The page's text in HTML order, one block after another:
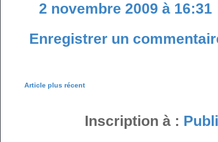
2 novembre 2009 à 16:31
Enregistrer un
Article plus récent
Inscription à :